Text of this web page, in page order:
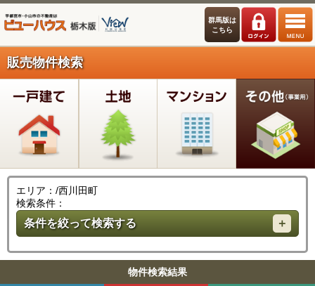
群馬版は
こちら
販売物件検索
エリア：/西川田町
検索条件：
条件を絞って検索する
物件検索結果